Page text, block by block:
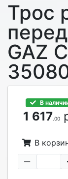
Трос
GAZ
В
1 617.00
В